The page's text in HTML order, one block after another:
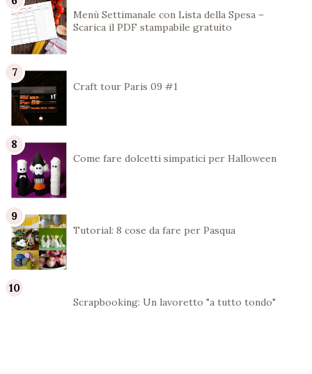
Menù Settimanale con Lista della Spesa –
Scarica il PDF stampabile gratuito
Craft tour Paris 09 #1
Come fare dolcetti simpatici per Halloween
Tutorial: 8 cose da fare per Pasqua
Scrapbooking: Un lavoretto "a tutto tondo"